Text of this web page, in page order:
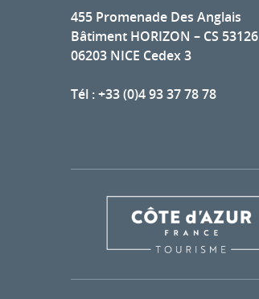
455 Promenade Des Anglais
Bâtiment HORIZON – CS 53126
06203 NICE Cedex 3
Tél : +33 (0)4 93 37 78 78